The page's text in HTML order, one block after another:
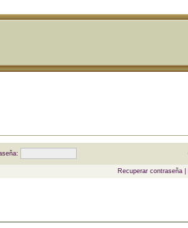
Recuperar contraseña|